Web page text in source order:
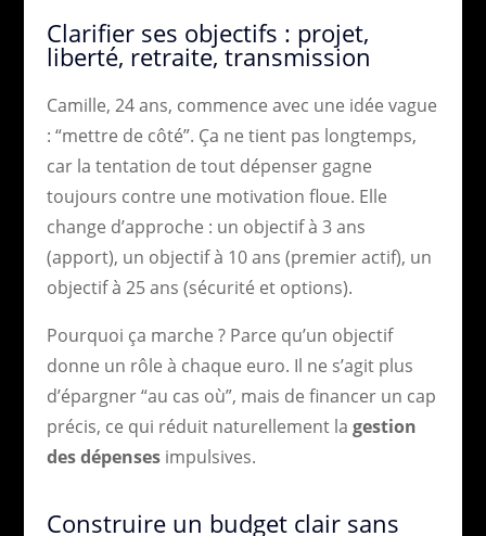
Clarifier ses objectifs : projet,
liberté, retraite, transmission
Camille, 24 ans, commence avec une idée vague
: “mettre de côté”. Ça ne tient pas longtemps,
car la tentation de tout dépenser gagne
toujours contre une motivation floue. Elle
change d’approche : un objectif à 3 ans
(apport), un objectif à 10 ans (premier actif), un
objectif à 25 ans (sécurité et options).
Pourquoi ça marche ? Parce qu’un objectif
donne un rôle à chaque euro. Il ne s’agit plus
d’épargner “au cas où”, mais de financer un cap
précis, ce qui réduit naturellement la gestion
des dépensesimpulsives.
Construire un budget clair sans